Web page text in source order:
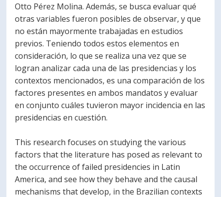
Otto Pérez Molina. Además, se busca evaluar qué
otras variables fueron posibles de observar, y que
no están mayormente trabajadas en estudios
previos. Teniendo todos estos elementos en
consideración, lo que se realiza una vez que se
logran analizar cada una de las presidencias y los
contextos mencionados, es una comparación de los
factores presentes en ambos mandatos y evaluar
en conjunto cuáles tuvieron mayor incidencia en las
presidencias en cuestión.
This research focuses on studying the various
factors that the literature has posed as relevant to
the occurrence of failed presidencies in Latin
America, and see how they behave and the causal
mechanisms that develop, in the Brazilian contexts